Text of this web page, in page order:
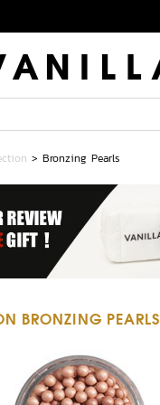
>Bronzing Pearls
BRONZING PEARLS